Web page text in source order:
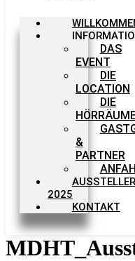
DAS
EVENT
DIE
LOCATION
DIE
&
PARTNER
AUSSTELLER
2025
KONTAKT